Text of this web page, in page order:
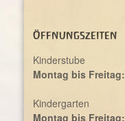
Öffnungszeiten
Kinderstube
Montag bis Freitag:
Kindergarten
Montag bis Freitag: